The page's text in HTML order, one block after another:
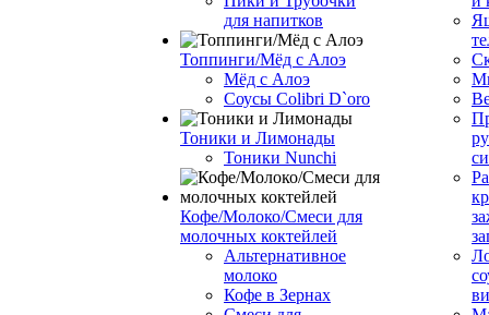
для напитков
Топпинги/Мёд с Алоэ
Мёд с Алоэ
Соусы Colibri D`oro
Тоники и Лимонады
Тоники Nunchi
Кофе/Молоко/Смеси для
молочных коктейлей
Альтернативное
молоко
Кофе в Зернах